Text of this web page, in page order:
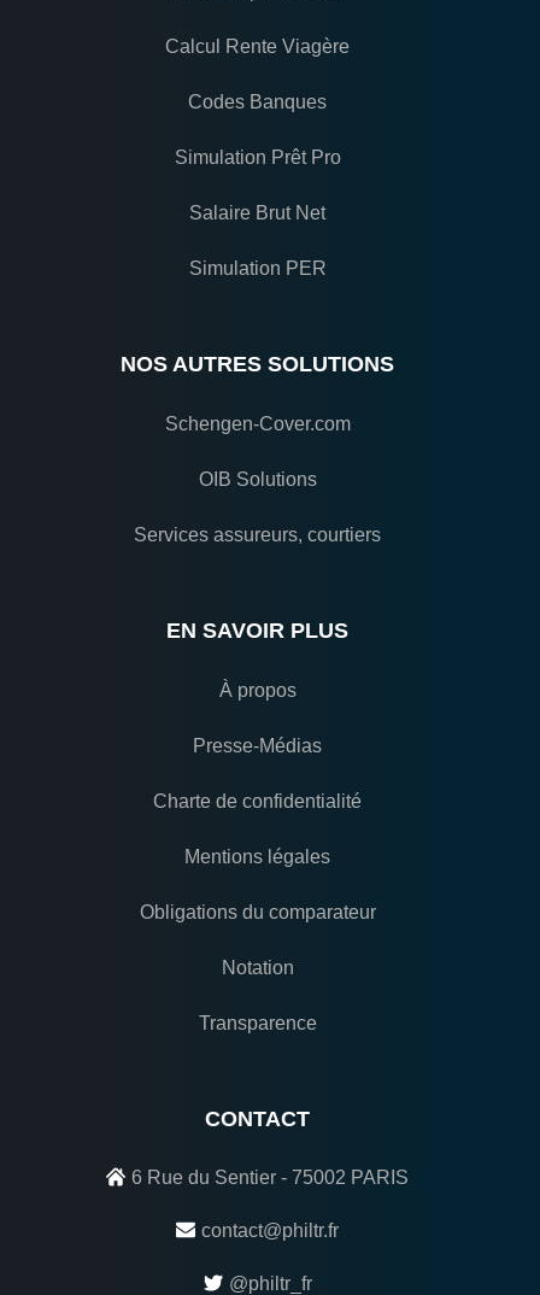
Calcul Rente Viagère
Codes Banques
Simulation Prêt Pro
Salaire Brut Net
Simulation PER
NOS AUTRES SOLUTIONS
Schengen-Cover.com
OIB Solutions
Services assureurs, courtiers
EN SAVOIR PLUS
À propos
Presse-Médias
Charte de confidentialité
Mentions légales
Obligations du comparateur
Notation
Transparence
CONTACT
6 Rue du Sentier - 75002 PARIS
contact@philtr.fr
@philtr_fr